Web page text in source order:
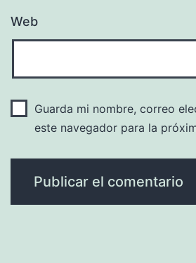
Web
Guarda mi nombre, correo
este navegador para la